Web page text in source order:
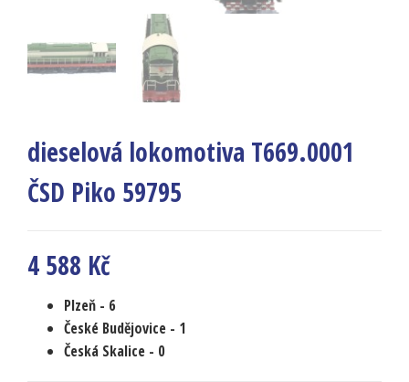
dieselová lokomotiva T669.0001
ČSD Piko 59795
4 588 Kč
Plzeň - 6
České Budějovice - 1
Česká Skalice - 0